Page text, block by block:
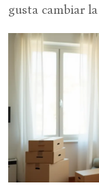
gusta cambiar